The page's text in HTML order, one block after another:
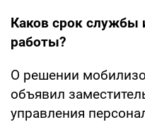
Каков срок службы
работы?
О решении
объявил
управления